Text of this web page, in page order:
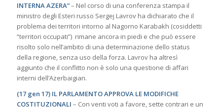
INTERNA AZERA”– Nel corso di una conferenza stampa il
ministro degli Esteri russo Sergej Lavrov ha dichiarato che il
problema dei territori intorno al Nagorno Karabakh (cosiddetti
“territori occupati”) rimane ancora in piedi e che può essere
risolto solo nell’ambito di una determinazione dello status
della regione, senza uso della forza. Lavrov ha altresì
aggiunto che il conflitto non è solo una questione di affari
interni dell’Azerbaigian.
(17 gen 17) IL PARLAMENTO APPROVA LE MODIFICHE
COSTITUZIONALI – Con venti voti a favore, sette contrari e un